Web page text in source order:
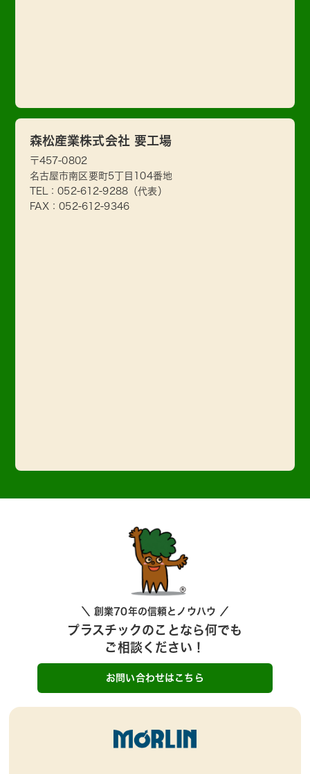
森松産業株式会社 要工場
〒457-0802
名古屋市南区要町5丁目104番地
TEL：052-612-9288 （代表）
FAX：052-612-9346
＼ 創業70年の信頼とノウハウ ／
プラスチックのことなら何でも
ご相談ください！
お問い合わせはこちら